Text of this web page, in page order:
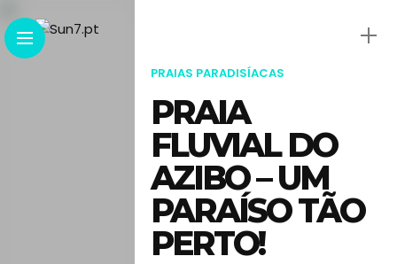
PRAIAS PARADISÍACAS
PRAIA
FLUVIAL DO
AZIBO – UM
PARAÍSO TÃO
PERTO!